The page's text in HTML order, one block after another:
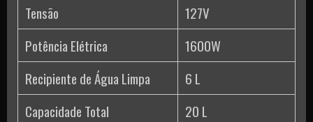
Tensão
127V
Potência Elétrica
1600W
Recipiente de Água Limpa
6 L
Capacidade Total
20 L